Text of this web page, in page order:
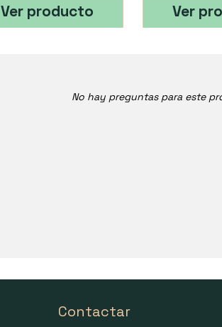
Ver producto Ver
No hay preguntas para este
Contactar